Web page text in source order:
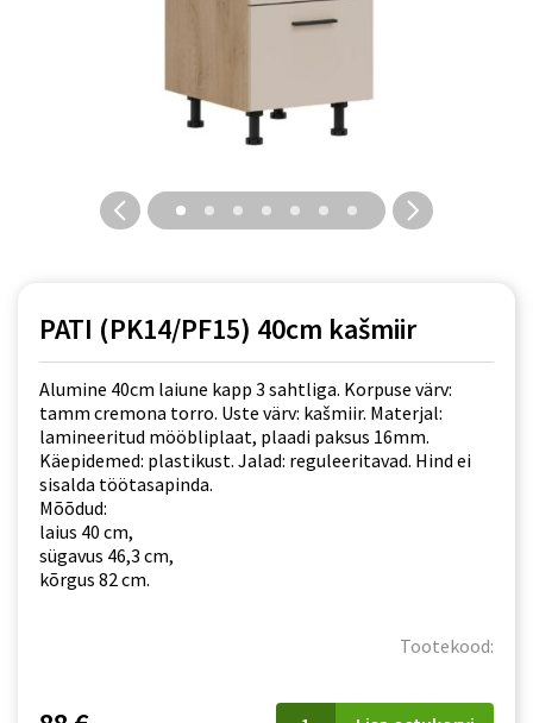
PATI (PK14/PF15) 40cm kašmiir
Alumine 40cm laiune kapp 3 sahtliga. Korpuse värv:
tamm cremona torro. Uste värv: kašmiir. Materjal:
lamineeritud mööbliplaat, plaadi paksus 16mm.
Käepidemed: plastikust. Jalad: reguleeritavad. Hind ei
sisalda töötasapinda.
Mõõdud:
laius 40 cm,
sügavus 46,3 cm,
kõrgus 82 cm.
Tootekood:
PATI